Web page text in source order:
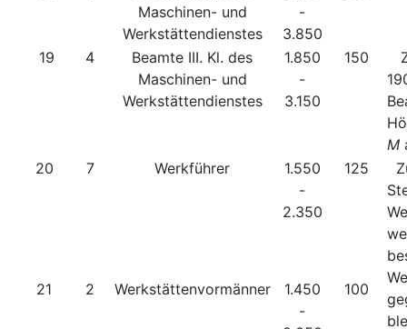
Maschinen- und
Werkstättendienstes
-
3.850
19 4
Beamte III. Kl. des
Maschinen- und
Werkstättendienstes
1.850
-
3.150
150
M
20
7 Werkführer
1.550
-
2.350
125
21 2 Werkstättenvormänner
1.450
-
100